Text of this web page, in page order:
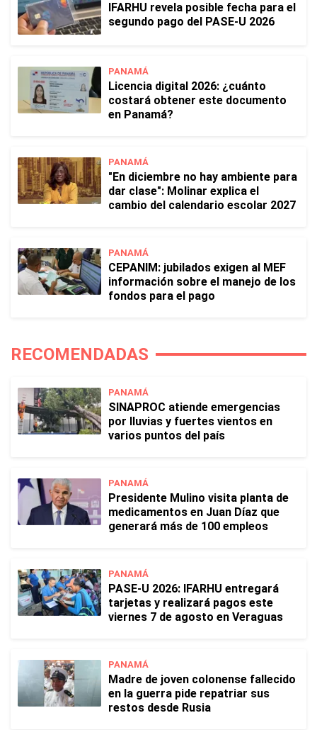
IFARHU revela posible fecha para el
segundo pago del PASE-U 2026
PANAMÁ
Licencia digital 2026: ¿cuánto
costará obtener este documento
en Panamá?
PANAMÁ
"En diciembre no hay ambiente para
dar clase": Molinar explica el
cambio del calendario escolar 2027
PANAMÁ
CEPANIM: jubilados exigen al MEF
información sobre el manejo de los
fondos para el pago
RECOMENDADAS
PANAMÁ
SINAPROC atiende emergencias
por lluvias y fuertes vientos en
varios puntos del país
PANAMÁ
Presidente Mulino visita planta de
medicamentos en Juan Díaz que
generará más de 100 empleos
PANAMÁ
PASE-U 2026: IFARHU entregará
tarjetas y realizará pagos este
viernes 7 de agosto en Veraguas
PANAMÁ
Madre de joven colonense fallecido
en la guerra pide repatriar sus
restos desde Rusia